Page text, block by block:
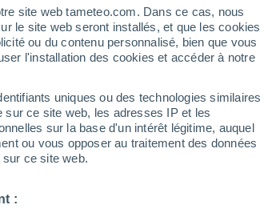
site web tameteo.com. Dans ce cas, nous
le site web seront installés, et que les cookies
ou du contenu personnalisé, bien que vous
l'installation des cookies et accéder à notre
uniques ou des technologies similaires
sur ce site web, les adresses IP et les
sur la base d'un intérêt légitime, auquel
ou vous opposer au traitement des données
sur ce site web.
:
35°
Alekseevka
34°